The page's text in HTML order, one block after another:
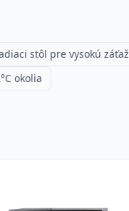
stôl pre vysokú záťaž
okolia